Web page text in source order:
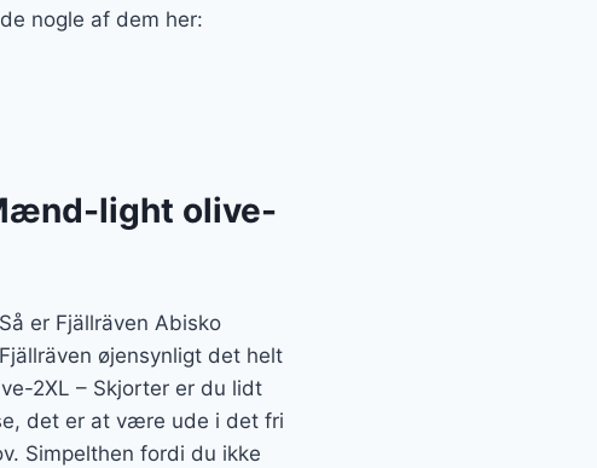
nogle af dem her:
light olive-
er Fjällräven Abisko
øjensynligt det helt
2XL – Skjorter er du lidt
det er at være ude i det fri
Simpelthen fordi du ikke